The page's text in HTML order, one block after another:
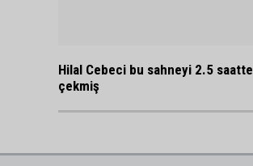
Hilal Cebeci bu sahneyi 2.5 saatte
çekmiş